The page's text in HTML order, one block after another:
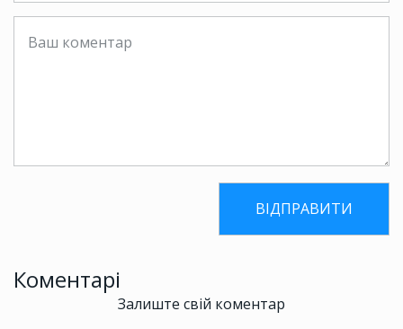
Коментарі
Залиште свій коментар